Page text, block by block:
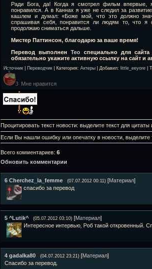
Ради Бога, да! Когда я смотрел фильм впервые,
понравился. А в Каннах я уже не следил за
кашлем и думал: «Боже мой, что это должно
спрашивая себя, понравится ли людям то, что я
продолжаю сниматься дальше.
Мистер Паттинсон, благодарю за ваше время!
Перевод выполнен Тео специально для
обязательно укажите активную ссылку на сайт и
Источник Переводчик Категория: Актеры Добавил: little_eeyore
3 Мне нравится
Процитировать текст новости: выделите текст для
Если Вы нашли ошибку или опечатку в новости, выделите
Всего комментариев: 6
Обновить комментарии
6 Cherchez_la_femme (07.07.2012 00:11) [Материал]
спасибо за перевод
5 ^Lutik^ (05.07.2012 03:10) [Материал]
Интересное интервью, Роб такой откровенный.
4 gadalka80 (04.07.2012 23:21) [Материал]
Спасибо за перевод.